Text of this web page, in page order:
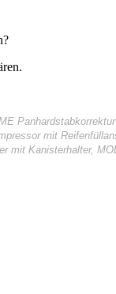
mit
mit Kanisterhalter,